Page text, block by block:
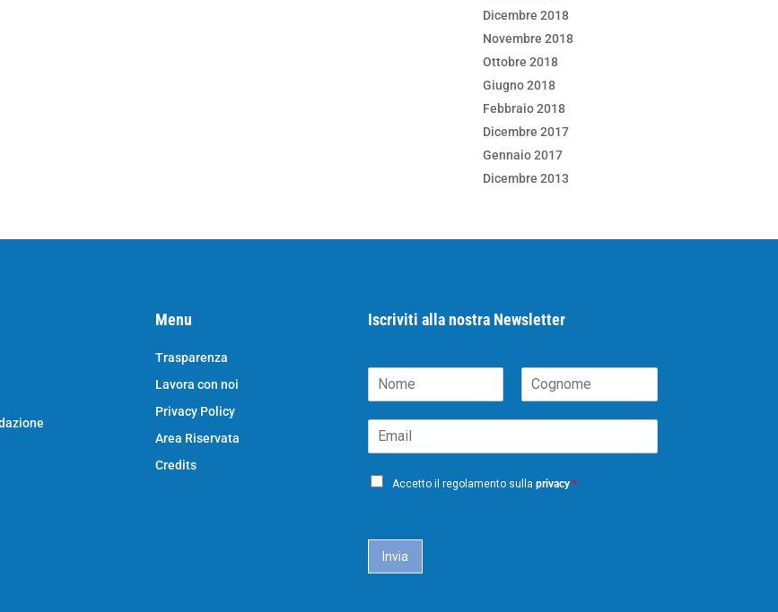
Dicembre 2018
Novembre 2018
Ottobre 2018
Giugno 2018
Febbraio 2018
Dicembre 2017
Gennaio 2017
Dicembre 2013
Menu
Trasparenza
Lavora con noi
Privacy Policy
Area Riservata
Credits
Iscriviti alla nostra Newsletter
o
e
o
n
m
m
P
Accetto il regolamento sulla privacy *
Invia